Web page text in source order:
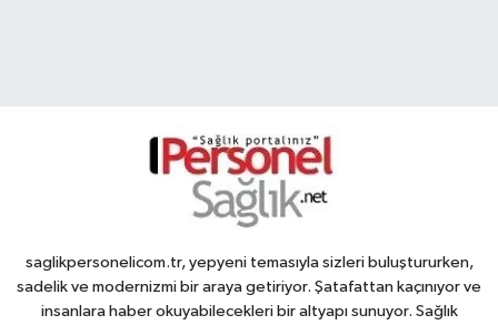
saglikpersonelicom.tr, yepyeni temasıyla sizleri buluştururken,
sadelik ve modernizmi bir araya getiriyor. Şatafattan kaçınıyor ve
insanlara haber okuyabilecekleri bir altyapı sunuyor. Sağlık